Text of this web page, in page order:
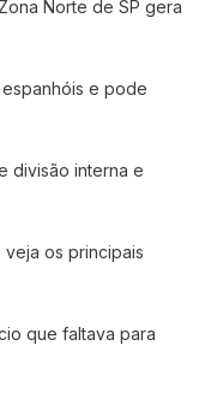
Norte de SP gera
e pode
divisão interna e
veja os principais
que faltava para